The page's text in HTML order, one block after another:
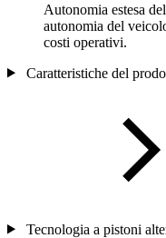
Autonomia estesa
autonomia del
costi operativi.
Caratteristiche del
Tecnologia a pistoni